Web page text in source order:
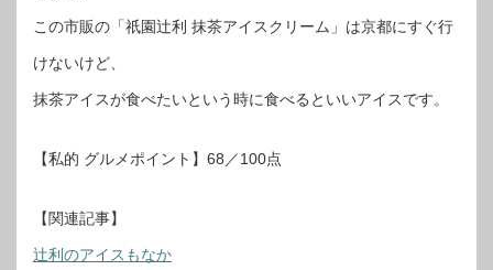
この市販の「祇園辻利 抹茶アイスクリーム」は京都にすぐ行
けないけど、
抹茶アイスが食べたいという時に食べるといいアイスです。
【私的 グルメポイント】68／100点
【関連記事】
辻利のアイスもなか